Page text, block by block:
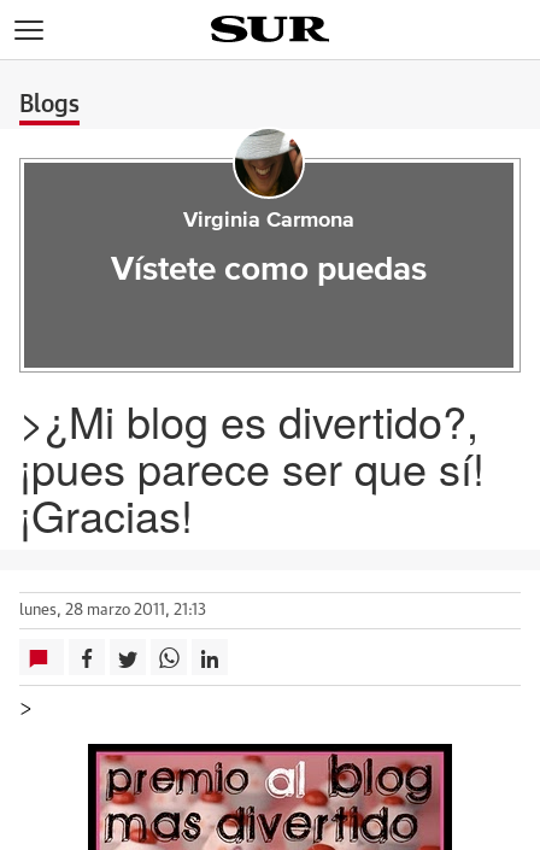
Blogs
Virginia Carmona
Vístete como puedas
>¿Mi blog es divertido?,
¡pues parece ser que sí!
¡Gracias!
lunes, 28 marzo 2011, 21:13
>